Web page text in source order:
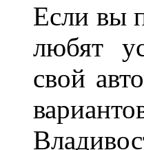
Если вы
любят
свой